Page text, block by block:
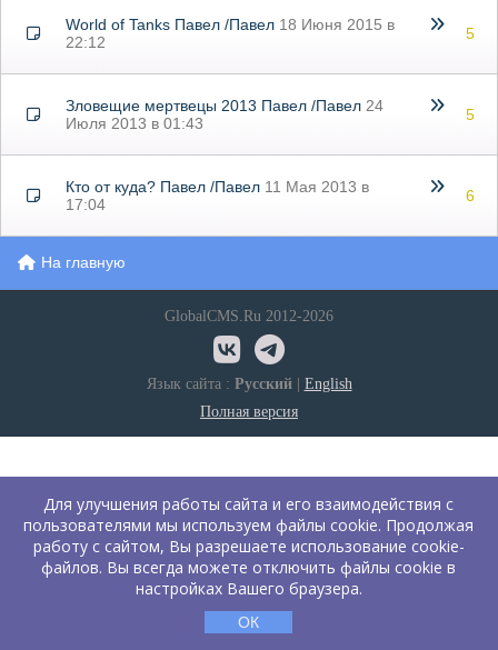
World of Tanks Павел /Павел 18 Июня 2015 в
22:12
5
Зловещие мертвецы 2013 Павел /Павел 24
Июля 2013 в 01:43
5
Кто от куда? Павел /Павел 11 Мая 2013 в
17:04
6
На главную
GlobalCMS.Ru 2012-2026
Язык сайта : Русский| English
Полная версия
Для улучшения работы сайта и его взаимодействия с
пользователями мы используем файлы cookie. Продолжая
работу с сайтом, Вы разрешаете использование cookie-
файлов. Вы всегда можете отключить файлы cookie в
настройках Вашего браузера.
ОК